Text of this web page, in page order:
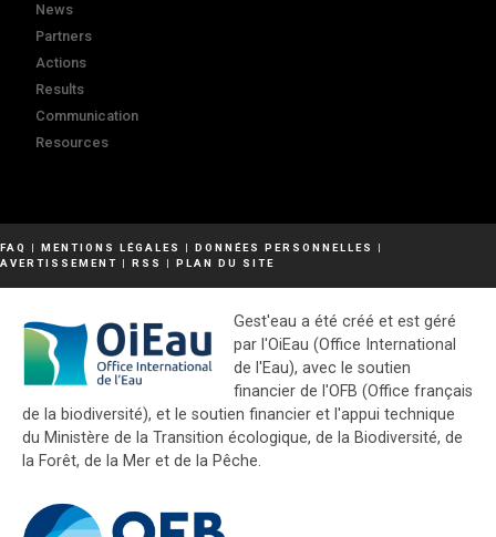
News
Partners
Actions
Results
Communication
Resources
FAQ | MENTIONS LÉGALES | DONNÉES PERSONNELLES
|
AVERTISSEMENT | RSS | PLAN DU SITE
Gest'eau a été créé et est géré
par l'OiEau (Office International
de l'Eau), avec le soutien
financier de l'OFB (Office français
de la biodiversité), et le soutien financier et l'appui technique
du Ministère de la Transition écologique, de la Biodiversité, de
la Forêt, de la Mer et de la Pêche.